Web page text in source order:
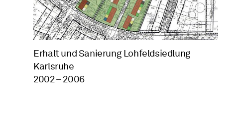
Erhalt und Sanierung Lohfeldsiedlung
Karlsruhe
2002 – 2006